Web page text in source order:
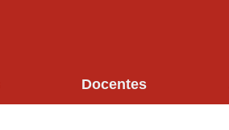
Docentes